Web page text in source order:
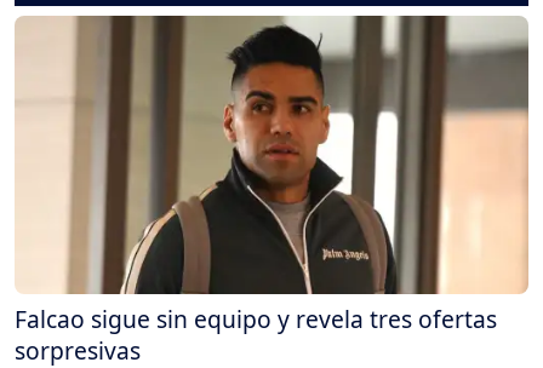
Falcao sigue sin equipo y revela tres ofertas
sorpresivas